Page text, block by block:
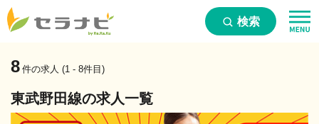
検索
8 件の求人 (1 - 8件目)
東武野田線の求人一覧